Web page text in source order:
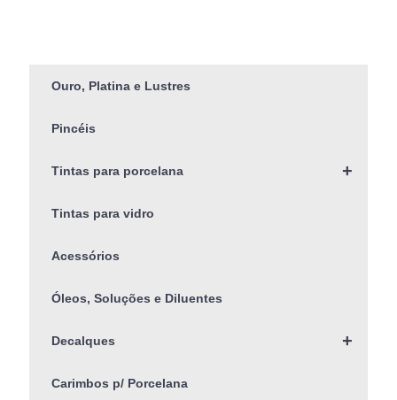
Ouro, Platina e Lustres
Pincéis
+
Tintas para porcelana
Tintas para vidro
Acessórios
Óleos, Soluções e Diluentes
+
Decalques
Carimbos p/ Porcelana